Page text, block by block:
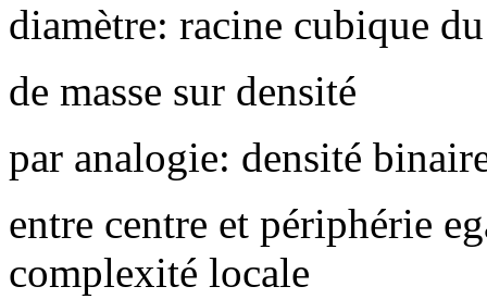
diamètre: racine cubique
de masse sur densité
par analogie: densité
entre centre et périphérie
complexité locale